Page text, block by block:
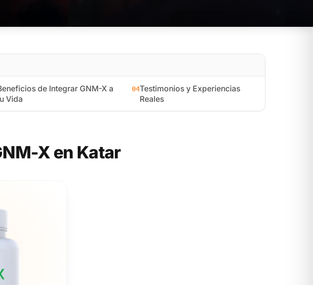
de Integrar GNM-X a
Vida
04Testimonios y Experiencias
Reales
X en Katar